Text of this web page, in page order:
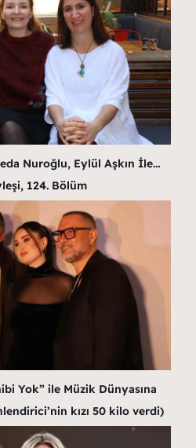
Nuroğlu, Eylül Aşkın İle…
124. Bölüm
Yok” ile Müzik Dünyasına
kızı 50 kilo verdi)